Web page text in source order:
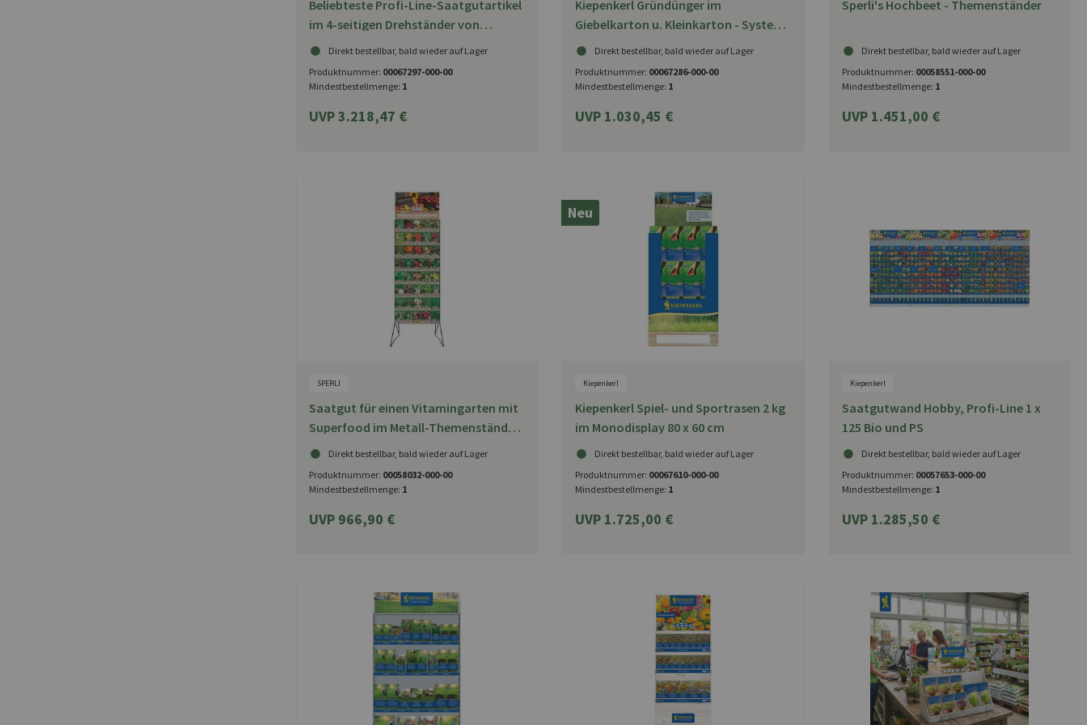
Beliebteste Profi-Line-Saatgutartikel
im 4-seitigen Drehständer von
Kiepenkerl
Direkt bestellbar, bald wieder auf Lager
Produktnummer: 00067297-000-00
Mindestbestellmenge: 1
UVP 3.218,47 €
Kiepenkerl Gründünger im
Giebelkarton u. Kleinkarton - System-
DisplayDirekt bestellbar, bald wieder auf Lager
Produktnummer: 00067286-000-00
Mindestbestellmenge: 1
UVP 1.030,45 €
Sperli's Hochbeet - Themenständer
Direkt bestellbar, bald wieder auf Lager
Produktnummer: 00058551-000-00
Mindestbestellmenge: 1
UVP 1.451,00 €
SPERLI
Saatgut für einen Vitamingarten mit
Superfood im Metall-Themenständer
von SPERLI
Direkt bestellbar, bald wieder auf Lager
Produktnummer: 00058032-000-00
Mindestbestellmenge: 1
UVP 966,90 €
Neu
Kiepenkerl
Kiepenkerl Spiel- und Sportrasen 2 kg
im Monodisplay 80 x 60 cm
Direkt bestellbar, bald wieder auf Lager
Produktnummer: 00067610-000-00
Mindestbestellmenge: 1
UVP 1.725,00 €
Kiepenkerl
Saatgutwand Hobby, Profi-Line 1 x
125 Bio und PS
Direkt bestellbar, bald wieder auf Lager
Produktnummer: 00057653-000-00
Mindestbestellmenge: 1
UVP 1.285,50 €